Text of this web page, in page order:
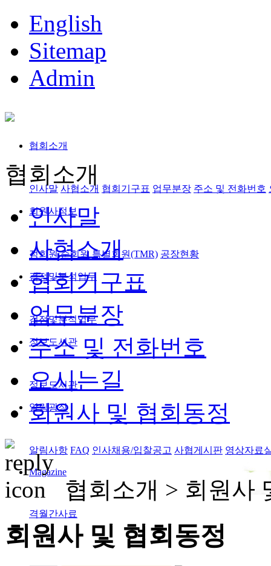
English
Sitemap
Admin
협회소개
인사말 사협소개 협회기구표 업무분장 주소 및 전화번호
회원사정보
정회원,준회원 특별회원(TMR) 공장현황
검정및분석업무
검정및분석업무
정보도서관
정보도서관
알림광장
알림사항 FAQ 인사채용/입찰공고 사협게시판 영상자료
Magazine
격월간사료
협회소개
인사말
사협소개
협회기구표
업무분장
주소 및 전화번호
오시는길
회원사 및 협회동정
협회소개 > 회원사
회원사 및 협회동정